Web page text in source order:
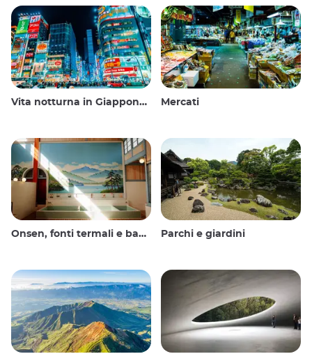
Vita notturna in Giappone: uscire, vedere e bere Mercati
Onsen, fonti termali e bagni pubblici Parchi e giardini